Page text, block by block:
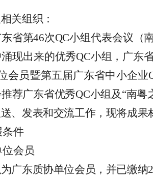
关组织：
省第46次QC小组代表会议（
现出来的优秀QC小组，广东
会员暨第五届广东省中小企业
荐广东省优秀QC小组及 “南粤
、发表和交流工作，现将成果
条件
位会员
为广东质协单位会员，并已缴纳